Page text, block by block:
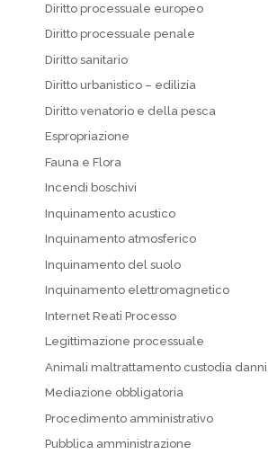
Diritto processuale europeo
Diritto processuale penale
Diritto sanitario
Diritto urbanistico – edilizia
Diritto venatorio e della pesca
Espropriazione
Fauna e Flora
Incendi boschivi
Inquinamento acustico
Inquinamento atmosferico
Inquinamento del suolo
Inquinamento elettromagnetico
Internet Reati Processo
Legittimazione processuale
Animali maltrattamento custodia danni…
Mediazione obbligatoria
Procedimento amministrativo
Pubblica amministrazione